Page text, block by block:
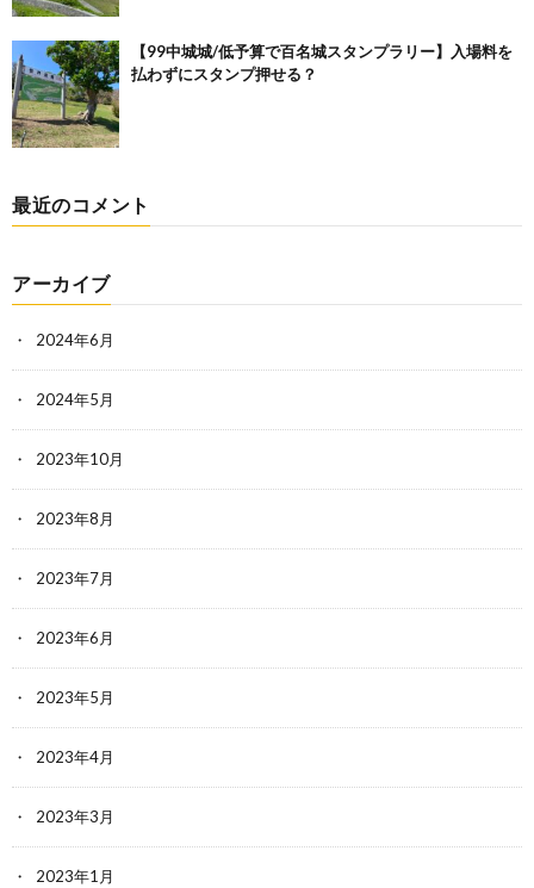
【99中城城/低予算で百名城スタンプラリー】入場料を
払わずにスタンプ押せる？
最近のコメント
アーカイブ
2024年6月
2024年5月
2023年10月
2023年8月
2023年7月
2023年6月
2023年5月
2023年4月
2023年3月
2023年1月